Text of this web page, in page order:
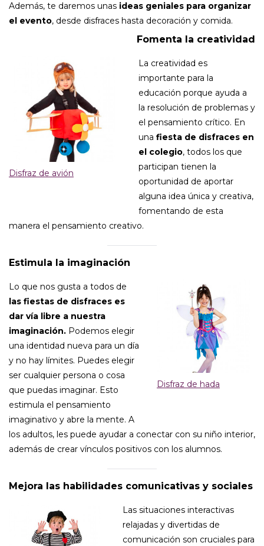
Además, te daremos unas ideas geniales para organizar
el evento, desde disfraces hasta decoración y comida.
Fomenta la creatividad
Disfraz de avión
La creatividad es
importante para la
educación porque ayuda a
la resolución de problemas y
el pensamiento crítico. En
una fiesta de disfraces en
el colegio, todos los que
participan tienen la
oportunidad de aportar
alguna idea única y creativa,
fomentando de esta
manera el pensamiento creativo.
Estimula la imaginación
Disfraz de hada
Lo que nos gusta a todos de
las fiestas de disfraces es
dar vía libre a nuestra
imaginación. Podemos elegir
una identidad nueva para un día
y no hay límites. Puedes elegir
ser cualquier persona o cosa
que puedas imaginar. Esto
estimula el pensamiento
imaginativo y abre la mente. A
los adultos, les puede ayudar a conectar con su niño interior,
además de crear vínculos positivos con los alumnos.
Mejora las habilidades comunicativas y sociales
Las situaciones interactivas
relajadas y divertidas de
comunicación son cruciales para